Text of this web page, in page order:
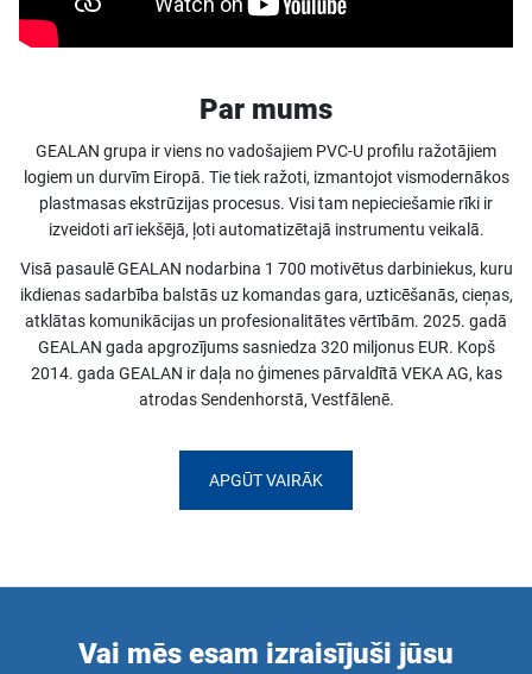
Par mums
GEALAN grupa ir viens no vadošajiem PVC-U profilu ražotājiem
logiem un durvīm Eiropā. Tie tiek ražoti, izmantojot vismodernākos
plastmasas ekstrūzijas procesus. Visi tam nepieciešamie rīki ir
izveidoti arī iekšējā, ļoti automatizētajā instrumentu veikalā.
Visā pasaulē GEALAN nodarbina 1 700 motivētus darbiniekus, kuru
ikdienas sadarbība balstās uz komandas gara, uzticēšanās, cieņas,
atklātas komunikācijas un profesionalitātes vērtībām. 2025. gadā
GEALAN gada apgrozījums sasniedza 320 miljonus EUR. Kopš
2014. gada GEALAN ir daļa no ģimenes pārvaldītā VEKA AG, kas
atrodas Sendenhorstā, Vestfālenē.
APGŪT VAIRĀK
Vai mēs esam izraisījuši jūsu